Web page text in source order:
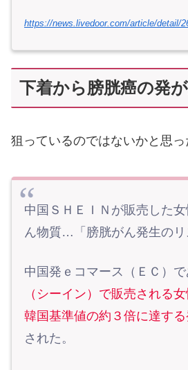
https://news.livedoor.com/article/detail/
下着から膀胱癌の発
狙っているのではないかと思っ
中国ＳＨＥＩＮが販売した
ん物質…「膀胱がん発生のリ
中国発ｅコマース（ＥＣ）で
（シーイン）で販売される
韓国基準値の約３倍に達す
された。